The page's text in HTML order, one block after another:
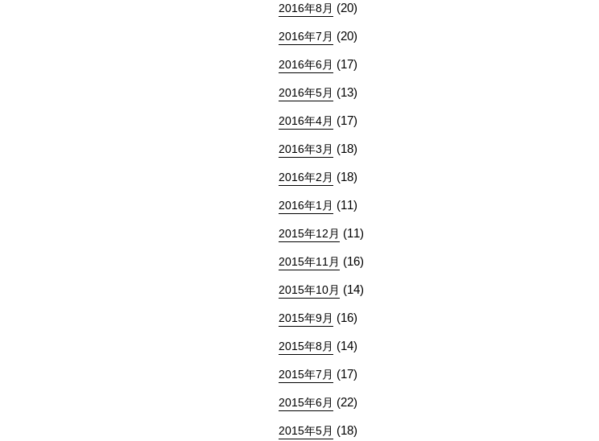
2016年8月 (20)
2016年7月 (20)
2016年6月 (17)
2016年5月 (13)
2016年4月 (17)
2016年3月 (18)
2016年2月 (18)
2016年1月 (11)
2015年12月 (11)
2015年11月 (16)
2015年10月 (14)
2015年9月 (16)
2015年8月 (14)
2015年7月 (17)
2015年6月 (22)
2015年5月 (18)